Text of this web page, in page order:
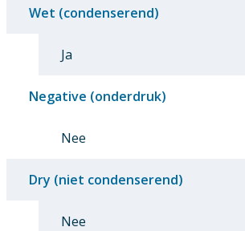
Wet (condenserend)
Ja
Negative (onderdruk)
Nee
Dry (niet condenserend)
Nee